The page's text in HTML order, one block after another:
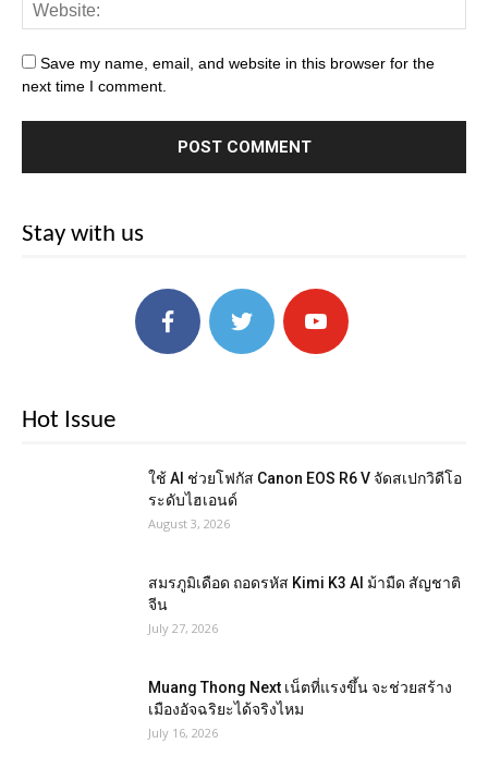
Save my name, email, and website in this browser for the
next time I comment.
Stay with us
Hot Issue
ใช้ AI ช่วยโฟกัส Canon EOS R6 V จัดสเปกวิดีโอ
ระดับไฮเอนด์
August 3, 2026
สมรภูมิเดือด ถอดรหัส Kimi K3 AI ม้ามืด สัญชาติ
จีน
July 27, 2026
Muang Thong Next เน็ตที่แรงขึ้น จะช่วยสร้าง
เมืองอัจฉริยะได้จริงไหม
July 16, 2026